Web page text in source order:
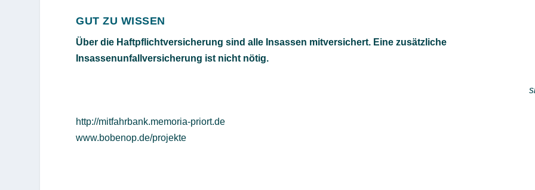
GUT ZU WISSEN
Über die Haftpflichtversicherung sind alle Insassen mitversichert. Eine zusätzliche
Insassenunfallversicherung ist nicht nötig.
http://mitfahrbank.memoria-priort.de
www.bobenop.de/projekte